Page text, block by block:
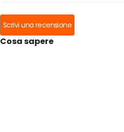
Scrivi una recensione
Cosa sapere